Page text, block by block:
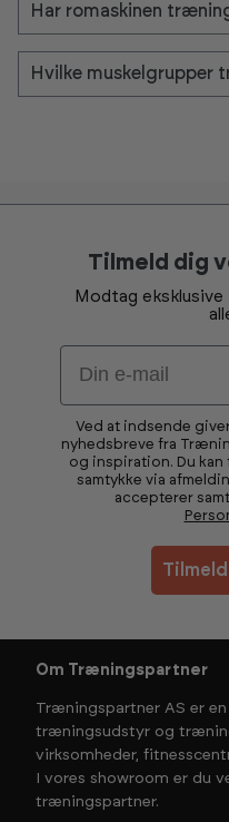
Har romaskinen
Hvilke muskelgrupper
Tilmeld dig
Modtag
Email
Ved at indsende
nyhedsbreve fra
og inspiration. Du
samtykke via
accepterer
Om Træningspartner
Træningspartner AS er
træningsudstyr og
virksomheder,
I vores showroom er du
træningspartner.